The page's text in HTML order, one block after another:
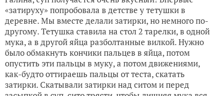
«затируху» попробовала в детстве у тетушки в
деревне. Мы вместе делали затирки, но немного по-
другому. Тетушка ставила на стол 2 тарелки, в одной
мука, а в другой яйца разболтанные вилкой. Нужно
было обмакнуть кончики пальцев в яйца, потом
опустить эти пальцы в муку, а потом движениями,
как-будто оттираешь пальцы от теста, скатать
затирки. Скатывали затирки над ситом и перед